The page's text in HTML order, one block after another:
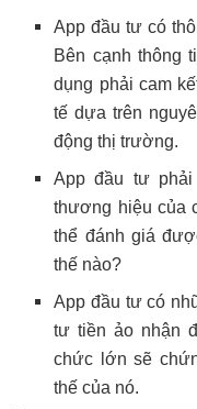
App đầu tư có
Bên cạnh thông
dụng phải cam
tế dựa trên
động thị trường.
App đầu tư
thương hiệu của
thể đánh giá
thế nào?
App đầu tư có
tư tiền ảo nhận
chức lớn sẽ
thế của nó.